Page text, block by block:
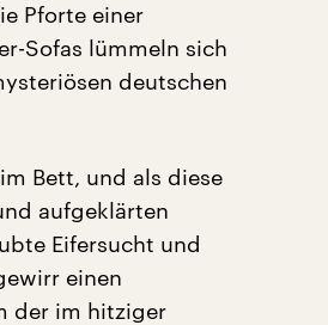
Pforte einer
Sofas lümmeln sich
deutschen
Bett, und als diese
aufgeklärten
Eifersucht und
einen
der im hitziger